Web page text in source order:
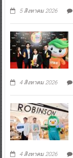
5 สิงหาคม 2026
4 สิงหาคม 2026
4 สิงหาคม 2026